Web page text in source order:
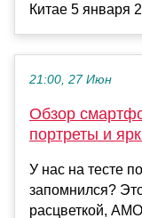
Китае 5 января
21:00, 27 Июн
Обзор
портреты и
У нас на тесте
запомнился?
расцветкой,